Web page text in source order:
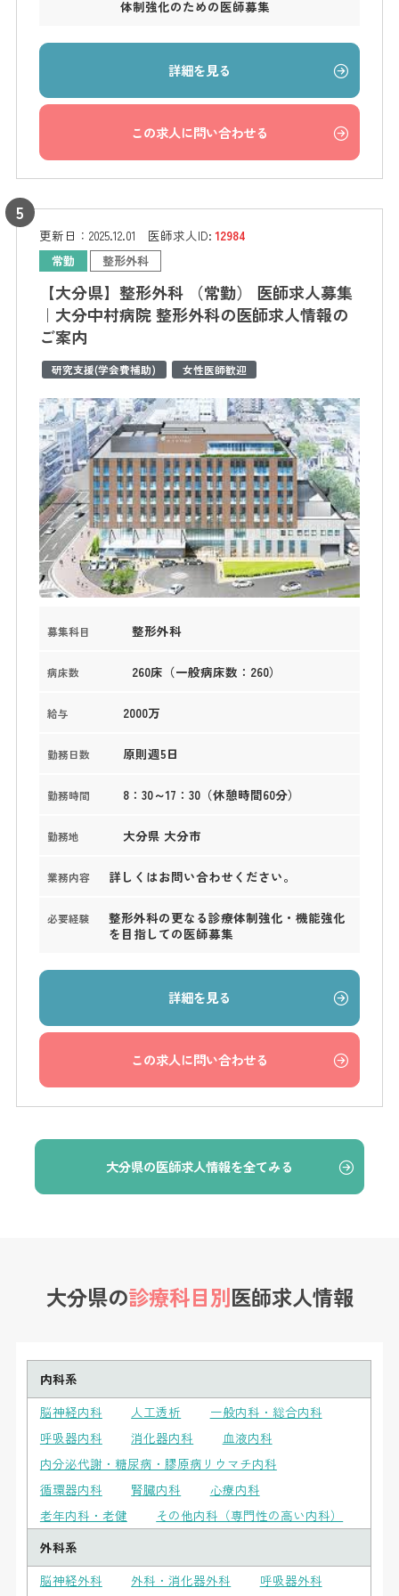
体制強化のための医師募集
詳細を見る
この求人に問い合わせる
更新日： 2025.12.01 医師求人ID:12984
常勤 整形外科
【大分県】整形外科 （常勤） 医師求人募集
｜大分中村病院 整形外科の医師求人情報の
ご案内
研究支援(学会費補助) 女性医師歓迎
募集科目 整形外科
病床数 260床（一般病床数：260）
給与 2000万
勤務日数 原則週5日
勤務時間 8：30～17：30（休憩時間60分）
勤務地 大分県 大分市
業務内容 詳しくはお問い合わせください。
必要経験
整形外科の更なる診療体制強化・機能強化
を目指しての医師募集
詳細を見る
この求人に問い合わせる
大分県の医師求人情報を全てみる
大分県の診療科目別医師求人情報
内科系
脳神経内科
人工透析
一般内科・総合内科
呼吸器内科
消化器内科
血液内科
内分泌代謝・糖尿病・膠原病リウマチ内科
循環器内科
腎臓内科
心療内科
老年内科・老健
その他内科（専門性の高い内科）
外科系
脳神経外科
外科・消化器外科
呼吸器外科